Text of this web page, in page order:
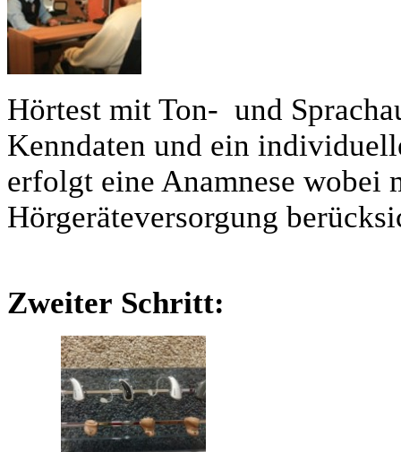
Hörtest mit Ton- und
Kenndaten und ein
erfolgt eine Anamnese wobei
Hörgeräteversorgung
Zweiter Schritt: